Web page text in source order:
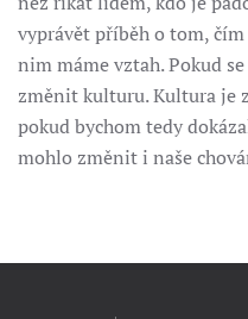
vyprávět příběh o tom,
nim máme vztah. Pokud
změnit kulturu. Kultura je
pokud bychom tedy
mohlo změnit i naše